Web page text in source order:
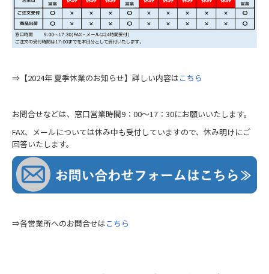
⇒【2024年 夏季休業のお知らせ】詳しい内容はこちら
お問合せなどは、窓口営業時間9：00～17：30にお願いいたします。
FAX、メールについては休み中も受付していますので、休み明けにご
回答いたします。
⇒各営業所へのお問合せはこちら